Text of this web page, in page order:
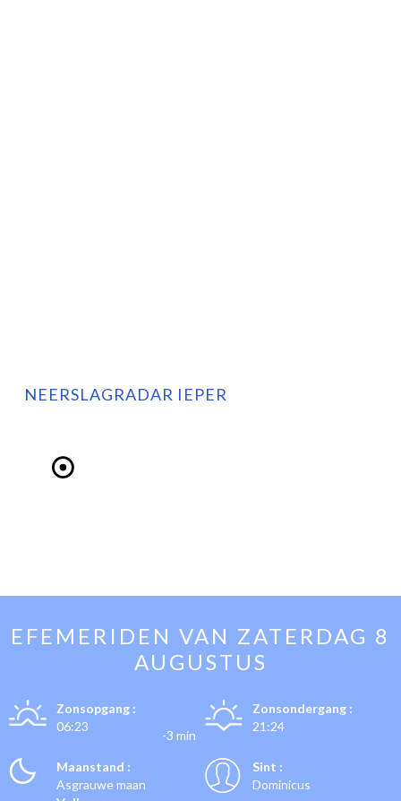
NEERSLAGRADAR IEPER
EFEMERIDEN VAN ZATERDAG 8
AUGUSTUS
Zonsopgang :
06:23
-3 min
Zonsondergang :
21:24
Maanstand :
Asgrauwe maan
Sint :
Dominicus